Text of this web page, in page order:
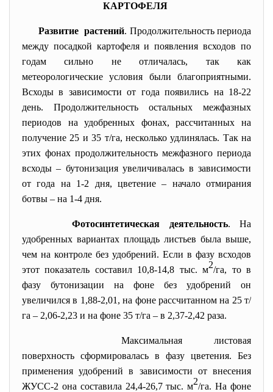
КАРТОФЕЛЯ
Развитие растений. Продолжительность периода
между посадкой картофеля и появления всходов по
годам сильно не отличалась, так как
метеорологические условия были благоприятными.
Всходы в зависимости от года появились на 18-22
день. Продолжительность остальных межфазных
периодов на удобренных фонах, рассчитанных на
получение 25 и 35 т/га, несколько удлинялась. Так на
этих фонах продолжительность межфазного периода
всходы – бутонизация увеличивалась в зависимости
от года на 1-2 дня, цветение – начало отмирания
ботвы – на 1-4 дня.
Фотосинтетическая деятельность.
На
удобренных вариантах площадь листьев была выше,
чем на контроле без удобрений. Если в фазу всходов
этот показатель составил 10,8-14,8 тыс. м2/га, то в
фазу бутонизации на фоне без удобрений он
увеличился в 1,88-2,01, на фоне рассчитанном на 25 т/
га – 2,06-2,23 и на фоне 35 т/га – в 2,37-2,42 раза.
Максимальная листовая
поверхность сформировалась в фазу цветения. Без
применения удобрений в зависимости от внесения
ЖУСС-2 она составила 24,4-26,7 тыс. м2/га. На фоне